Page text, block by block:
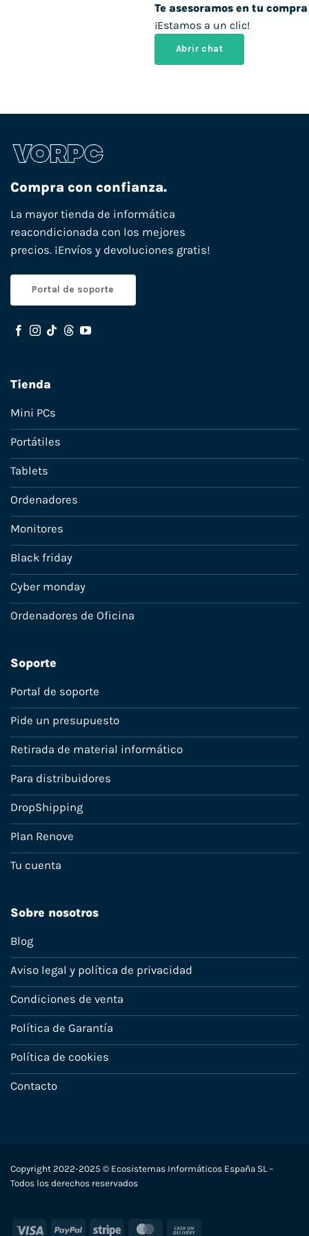
Te asesoramos en tu compra
¡Estamos a un clic!
Abrir chat
Compra con confianza.
La mayor tienda de informática
reacondicionada con los mejores
precios. ¡Envíos y devoluciones gratis!
Portal de soporte
Tienda
Mini PCs
Portátiles
Tablets
Ordenadores
Monitores
Black friday
Cyber monday
Ordenadores de Oficina
Soporte
Portal de soporte
Pide un presupuesto
Retirada de material informático
Para distribuidores
DropShipping
Plan Renove
Tu cuenta
Sobre nosotros
Blog
Aviso legal y política de privacidad
Condiciones de venta
Política de Garantía
Política de cookies
Contacto
Copyright 2022-2025 © Ecosistemas Informáticos España SL –
Todos los derechos reservados
Visa PayPal Stripe MasterCard